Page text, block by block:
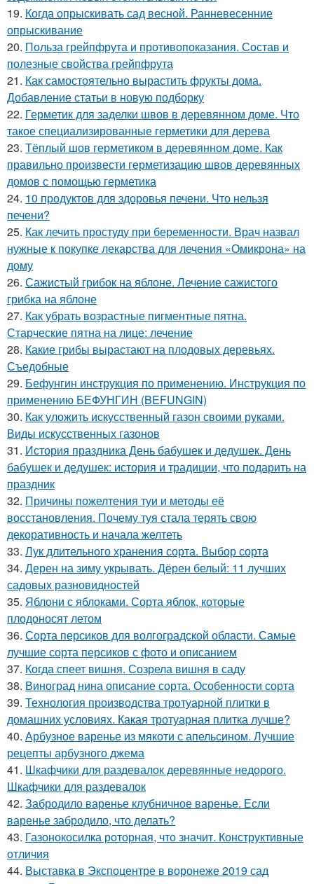
19. Когда опрыскивать сад весной. Ранневесенние
опрыскивание
20. Польза грейпфрута и противопоказания. Состав и
полезные свойства грейпфрута
21. Как самостоятельно вырастить фрукты дома.
Добавление статьи в новую подборку
22. Герметик для заделки швов в деревянном доме. Что
такое специализированные герметики для дерева
23. Тёплый шов герметиком в деревянном доме. Как
правильно произвести герметизацию швов деревянных
домов с помощью герметика
24. 10 продуктов для здоровья печени. Что нельзя
печени?
25. Как лечить простуду при беременности. Врач назвал
нужные к покупке лекарства для лечения «Омикрона» на
дому
26. Сажистый грибок на яблоне. Лечение сажистого
грибка на яблоне
27. Как убрать возрастные пигментные пятна.
Старческие пятна на лице: лечение
28. Какие грибы вырастают на плодовых деревьях.
Съедобные
29. Бефунгин инструкция по применению. Инструкция по
применению БЕФУНГИН (BEFUNGIN)
30. Как уложить искусственный газон своими руками.
Виды искусственных газонов
31. История праздника День бабушек и дедушек. День
бабушек и дедушек: история и традиции, что подарить на
праздник
32. Причины пожелтения туи и методы её
восстановления. Почему туя стала терять свою
декоративность и начала желтеть
33. Лук длительного хранения сорта. Выбор сорта
34. Дерен на зиму укрывать. Дёрен белый: 11 лучших
садовых разновидностей
35. Яблони с яблоками. Сорта яблок, которые
плодоносят летом
36. Сорта персиков для волгоградской области. Самые
лучшие сорта персиков с фото и описанием
37. Когда спеет вишня. Созрела вишня в саду
38. Виноград нина описание сорта. Особенности сорта
39. Технология производства тротуарной плитки в
домашних условиях. Какая тротуарная плитка лучше?
40. Арбузное варенье из мякоти с апельсином. Лучшие
рецепты арбузного джема
41. Шкафчики для раздевалок деревянные недорого.
Шкафчики для раздевалок
42. Забродило варенье клубничное варенье. Если
варенье забродило, что делать?
43. Газонокосилка роторная, что значит. Конструктивные
отличия
44. Выставка в Экспоцентре в воронеже 2019 сад